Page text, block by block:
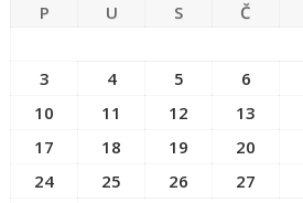
P U S Č
3
4 5 6
10
11 12 13
17
18 19 20
24
25 26 27